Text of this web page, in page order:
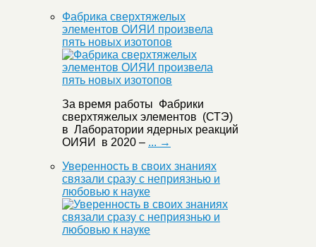
Фабрика сверхтяжелых
элементов ОИЯИ произвела
пять новых изотопов
За время работы Фабрики
сверхтяжелых элементов (СТЭ)
в Лаборатории ядерных реакций
ОИЯИ в 2020 – ... →
Уверенность в своих знаниях
связали сразу с неприязнью и
любовью к науке